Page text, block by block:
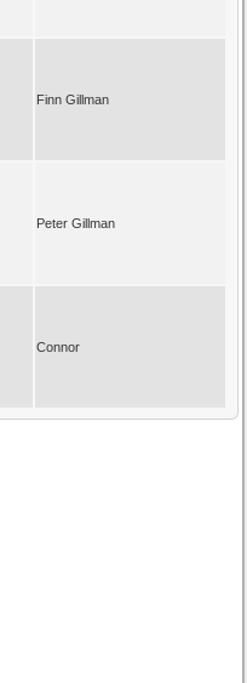
Finn Gillman
Peter Gillman
Connor